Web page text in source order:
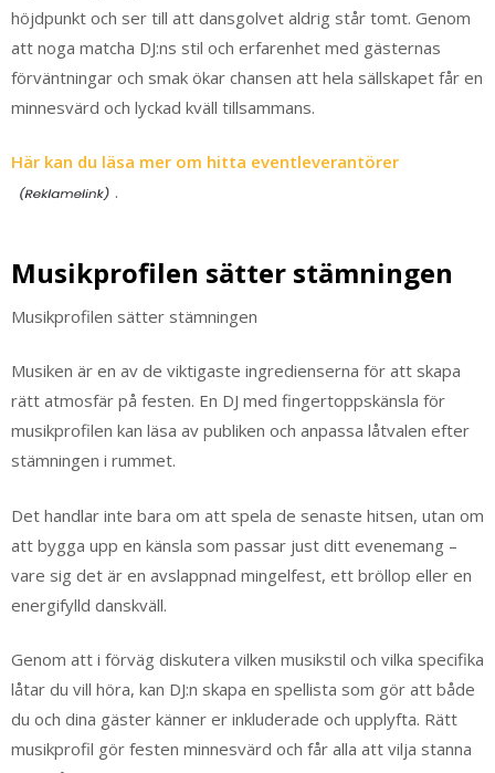
höjdpunkt och ser till att dansgolvet aldrig står tomt. Genom
att noga matcha DJ:ns stil och erfarenhet med gästernas
förväntningar och smak ökar chansen att hela sällskapet får en
minnesvärd och lyckad kväll tillsammans.
Här kan du läsa mer om hitta eventleverantörer
.
Musikprofilen sätter stämningen
Musikprofilen sätter stämningen
Musiken är en av de viktigaste ingredienserna för att skapa
rätt atmosfär på festen. En DJ med fingertoppskänsla för
musikprofilen kan läsa av publiken och anpassa låtvalen efter
stämningen i rummet.
Det handlar inte bara om att spela de senaste hitsen, utan om
att bygga upp en känsla som passar just ditt evenemang –
vare sig det är en avslappnad mingelfest, ett bröllop eller en
energifylld danskväll.
Genom att i förväg diskutera vilken musikstil och vilka specifika
låtar du vill höra, kan DJ:n skapa en spellista som gör att både
du och dina gäster känner er inkluderade och upplyfta. Rätt
musikprofil gör festen minnesvärd och får alla att vilja stanna